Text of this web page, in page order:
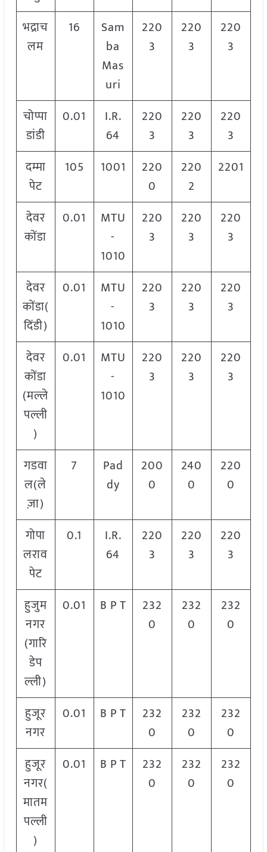
भद्राच
लम
16
Sam
ba
Mas
uri
220
3
220
3
220
3
चोप्पा
डांडी
0.01
I.R.
64
220
3
220
3
220
3
दम्मा
पेट
105 1001
220
0
220
2
2201
देवर
कोंडा
0.01
MTU
-
1010
220
3
220
3
220
3
देवर
कोंडा(
दिंडी)
0.01
MTU
-
1010
220
3
220
3
220
3
देवर
कोंडा
(मल्ले
पल्ली
)
0.01
MTU
-
1010
220
3
220
3
220
3
गडवा
ल(ले
ज़ा)
7
Pad
dy
200
0
240
0
220
0
गोपा
लराव
पेट
0.1
I.R.
64
220
3
220
3
220
3
हुजुम
नगर
(गारि
डेप
ल्ली)
0.01 B P T
232
0
232
0
232
0
हुजूर
नगर
0.01 B P T
232
0
232
0
232
0
हुजूर
नगर(
मातम
पल्ली
)
0.01 B P T
232
0
232
0
232
0